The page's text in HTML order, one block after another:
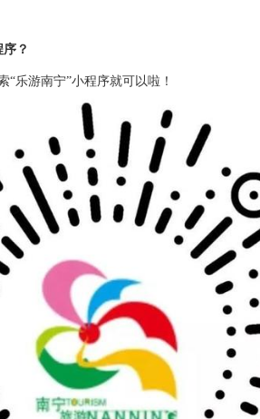
？
“乐游南宁”小程序就可以啦！